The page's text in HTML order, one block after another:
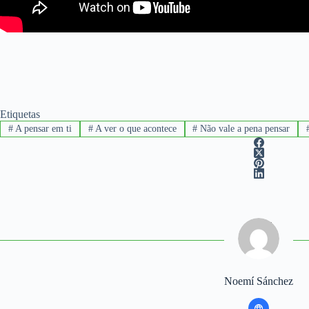
Etiquetas
#A pensar em ti #A ver o que acontece # Não vale a pena pensar
Noemí Sánchez